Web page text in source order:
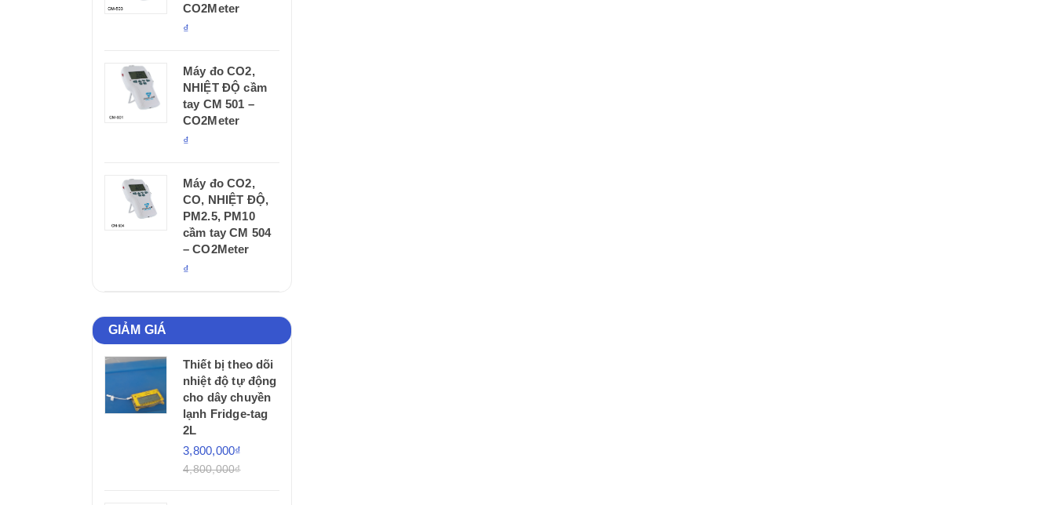
CO2Meter
₫
Máy đo CO2,
NHIỆT ĐỘ cầm
tay CM 501 –
CO2Meter
₫
Máy đo CO2,
CO, NHIỆT ĐỘ,
PM2.5, PM10
cầm tay CM 504
– CO2Meter
₫
GIẢM GIÁ
Thiết bị theo dõi
nhiệt độ tự động
cho dây chuyền
lạnh Fridge-tag
2L
3,800,000₫
4,800,000₫